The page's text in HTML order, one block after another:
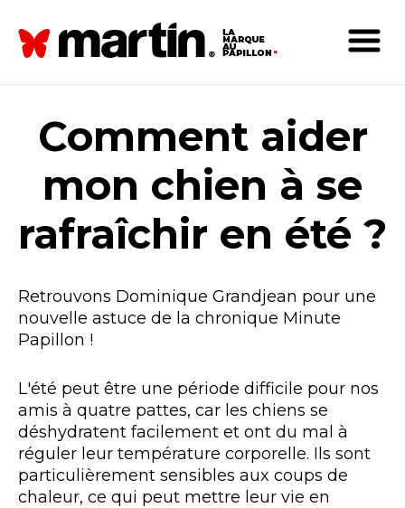
Comment aider
mon chien à se
rafraîchir en été ?
Retrouvons Dominique Grandjean pour une
nouvelle astuce de la chronique Minute
Papillon !
L'été peut être une période difficile pour nos
amis à quatre pattes, car les chiens se
déshydratent facilement et ont du mal à
réguler leur température corporelle. Ils sont
particulièrement sensibles aux coups de
chaleur, ce qui peut mettre leur vie en